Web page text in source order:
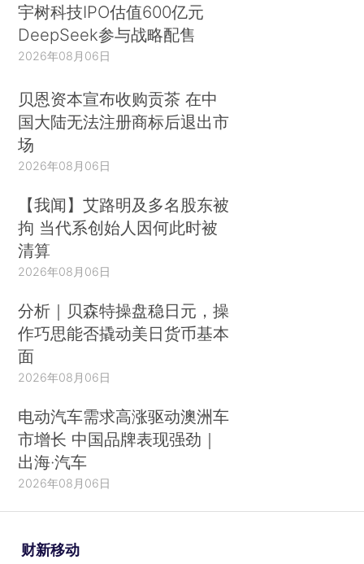
宇树科技IPO估值600亿元
DeepSeek参与战略配售
2026年08月06日
贝恩资本宣布收购贡茶 在中
国大陆无法注册商标后退出市
场
2026年08月06日
【我闻】艾路明及多名股东被
拘 当代系创始人因何此时被
清算
2026年08月06日
分析｜贝森特操盘稳日元，操
作巧思能否撬动美日货币基本
面
2026年08月06日
电动汽车需求高涨驱动澳洲车
市增长 中国品牌表现强劲｜
出海·汽车
2026年08月06日
财新移动